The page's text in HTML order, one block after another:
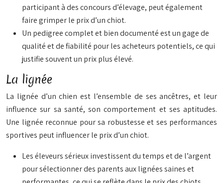
participant à des concours d’élevage, peut également
faire grimper le prix d’un chiot.
Un pedigree complet et bien documenté est un gage de
qualité et de fiabilité pour les acheteurs potentiels, ce qui
justifie souvent un prix plus élevé.
La lignée
La lignée d’un chien est l’ensemble de ses ancêtres, et leur
influence sur sa santé, son comportement et ses aptitudes.
Une lignée reconnue pour sa robustesse et ses performances
sportives peut influencer le prix d’un chiot.
Les éleveurs sérieux investissent du temps et de l’argent
pour sélectionner des parents aux lignées saines et